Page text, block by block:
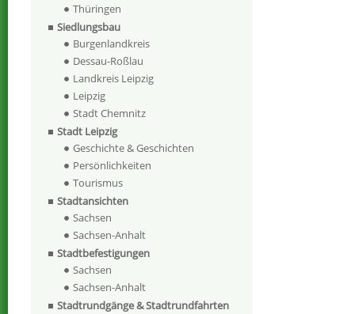
Thüringen
Siedlungsbau
Burgenlandkreis
Dessau-Roßlau
Landkreis Leipzig
Leipzig
Stadt Chemnitz
Stadt Leipzig
Geschichte & Geschichten
Persönlichkeiten
Tourismus
Stadtansichten
Sachsen
Sachsen-Anhalt
Stadtbefestigungen
Sachsen
Sachsen-Anhalt
Stadtrundgänge & Stadtrundfahrten